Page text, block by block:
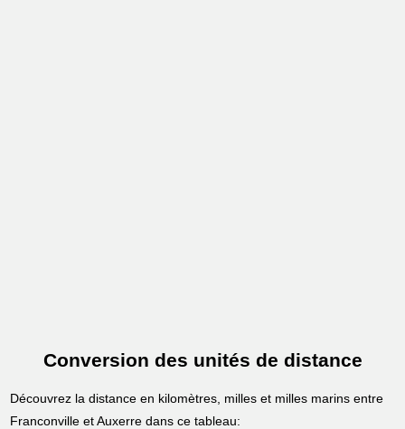
Conversion des unités de distance
Découvrez la distance en kilomètres, milles et milles marins entre
Franconville et Auxerre dans ce tableau: